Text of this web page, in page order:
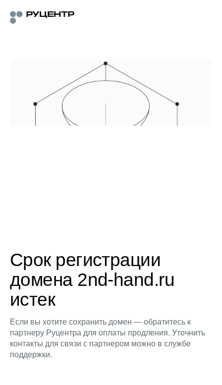
Срок регистрации
домена 2nd-hand.ru
истек
Если вы хотите сохранить домен — обратитесь к
партнеру Руцентра для оплаты продления. Уточнить
контакты для связи с партнером можно в службе
поддержки.